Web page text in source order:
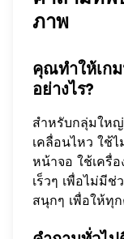
ภาพ
คุณทำให้เก
อย่างไร?
สำหรับกลุ่มใหญ่
เคลื่อนไหว ใช้
หน้าจอ ใช้เครื่
เร็วๆ เพื่อไม่มี
สนุกๆ เพื่อให้ทุ